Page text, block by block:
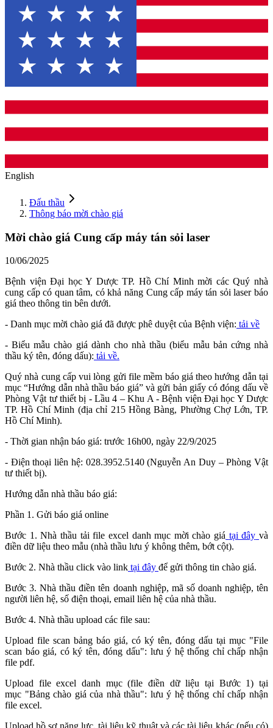
English
Đấu thầu
Thông báo mời chào giá
Mời chào giá Cung cấp máy tán sỏi laser
10/06/2025
Bệnh viện Đại học Y Dược TP. Hồ Chí Minh mời các Quý nhà
cung cấp có quan tâm, có khả năng Cung cấp máy tán sỏi laser báo
giá theo thông tin bên dưới.
- Danh mục mời chào giá đã được phê duyệt của Bệnh viện: tải về
- Biểu mẫu chào giá dành cho nhà thầu (biểu mẫu bản cứng nhà
thầu ký tên, đóng dấu): tải về.
Quý nhà cung cấp vui lòng gửi file mềm báo giá theo hướng dẫn tại
mục “Hướng dẫn nhà thầu báo giá” và gửi bản giấy có đóng dấu về
Phòng Vật tư thiết bị - Lầu 4 – Khu A - Bệnh viện Đại học Y Dược
TP. Hồ Chí Minh (địa chỉ 215 Hồng Bàng, Phường Chợ Lớn, TP.
Hồ Chí Minh).
- Thời gian nhận báo giá: trước 16h00, ngày 22/9/2025
- Điện thoại liên hệ: 028.3952.5140 (Nguyễn An Duy – Phòng Vật
tư thiết bị).
Hướng dẫn nhà thầu báo giá:
Phần 1. Gửi báo giá online
Bước 1. Nhà thầu tải file excel danh mục mời chào giá tại đây và
điền dữ liệu theo mẫu (nhà thầu lưu ý không thêm, bớt cột).
Bước 2. Nhà thầu click vào link tại đây để gửi thông tin chào giá.
Bước 3. Nhà thầu điền tên doanh nghiệp, mã số doanh nghiệp, tên
người liên hệ, số điện thoại, email liên hệ của nhà thầu.
Bước 4. Nhà thầu upload các file sau:
Upload file scan bảng báo giá, có ký tên, đóng dấu tại mục "File
scan báo giá, có ký tên, đóng dấu": lưu ý hệ thống chỉ chấp nhận
file pdf.
Upload file excel danh mục (file điền dữ liệu tại Bước 1) tại
mục "Bảng chào giá của nhà thầu": lưu ý hệ thống chỉ chấp nhận
file excel.